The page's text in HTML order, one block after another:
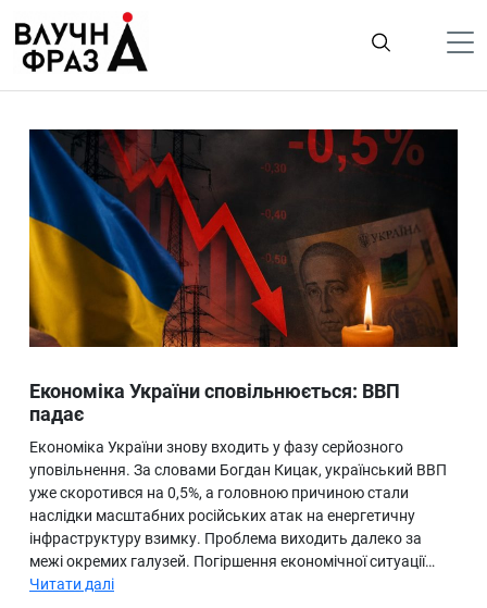
содержимому
Гроші
Життя
Лайфстайл
ТехноНаука
Людина
Ukraine
Про нас
Економіка України сповільнюється: ВВП
падає
Економіка України знову входить у фазу серйозного
уповільнення. За словами Богдан Кицак, український ВВП
уже скоротився на 0,5%, а головною причиною стали
наслідки масштабних російських атак на енергетичну
інфраструктуру взимку. Проблема виходить далеко за
межі окремих галузей. Погіршення економічної ситуації…
Читати далі